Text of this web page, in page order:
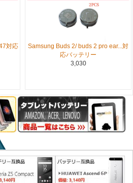
対応
Samsung Buds 2/ buds 2 pro ear...対
応バッテリー
3,030